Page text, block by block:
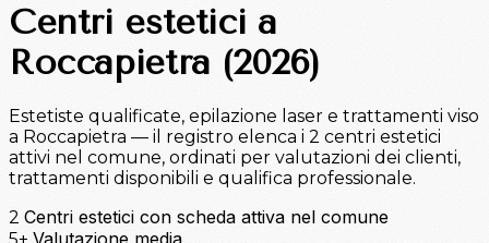
Centri estetici a
Roccapietra (2026)
Estetiste qualificate, epilazione laser e trattamenti viso
a Roccapietra — il registro elenca i 2 centri estetici
attivi nel comune, ordinati per valutazioni dei clienti,
trattamenti disponibili e qualifica professionale.
2 Centri estetici con scheda attiva nel comune